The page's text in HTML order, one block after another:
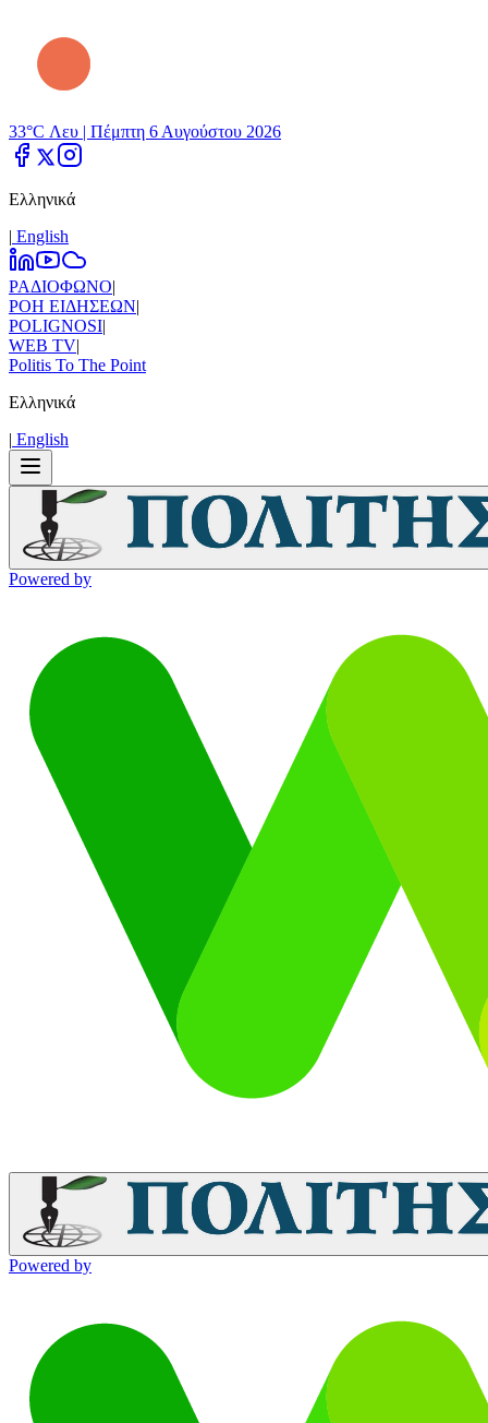
33°C Λευ | Πέμπτη 6 Αυγούστου 2026
Ελληνικά
| Εnglish
ΡΑΔΙΟΦΩΝΟ|
ΡΟΗ ΕΙΔΗΣΕΩΝ|
POLIGNOSI|
WEB TV|
Politis To The Point
Ελληνικά
| Εnglish
Powered by
Powered by